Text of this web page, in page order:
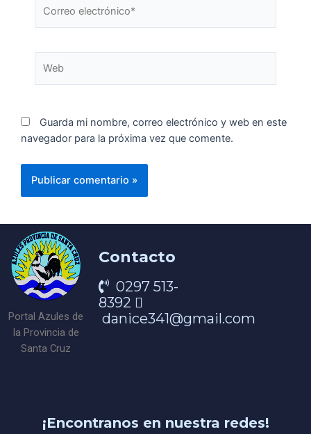
Guarda mi nombre, correo electrónico y web en este
navegador para la próxima vez que comente.
Portal Azules de
la Provincia de
Santa Cruz
Contacto
0297 513-
8392
danice341@gmail.com
¡Encontranos en nuestra redes!